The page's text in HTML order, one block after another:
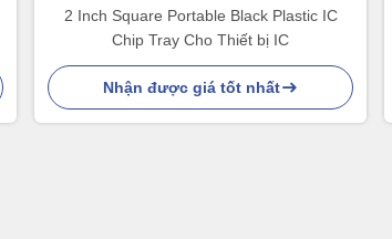
2 Inch Square Portable Black Plastic IC
Chip Tray Cho Thiết bị IC
Nhận được giá tốt nhất